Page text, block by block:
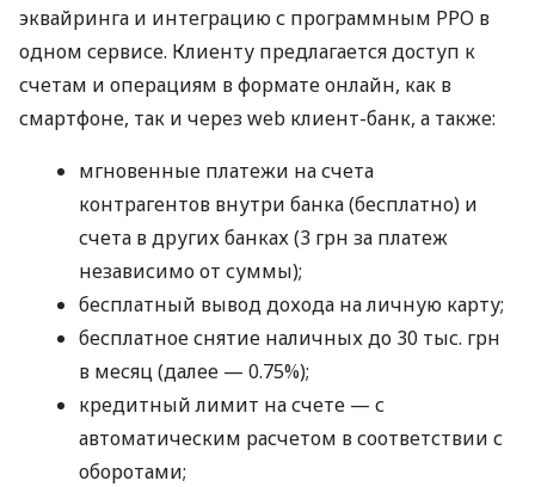
эквайринга и интеграцию с программным РРО в
одном сервисе. Клиенту предлагается доступ к
счетам и операциям в формате онлайн, как в
смартфоне, так и через web клиент-банк, а также:
мгновенные платежи на счета
контрагентов внутри банка (бесплатно) и
счета в других банках (3 грн за платеж
независимо от суммы);
бесплатный вывод дохода на личную карту;
бесплатное снятие наличных до 30 тыс. грн
в месяц (далее — 0.75%);
кредитный лимит на счете — с
автоматическим расчетом в соответствии с
оборотами;